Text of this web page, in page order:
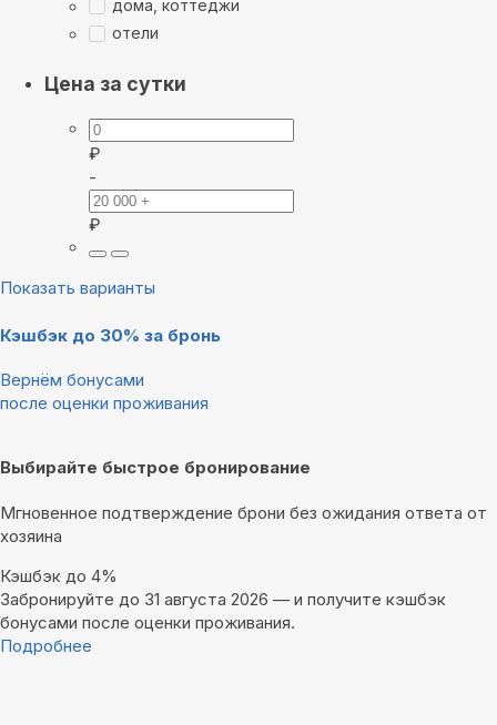
дома, коттеджи
отели
Цена за сутки
₽
-
₽
Показать варианты
Кэшбэк до 30% за бронь
Вернём бонусами
после оценки проживания
Выбирайте быстрое бронирование
Мгновенное подтверждение брони без ожидания ответа от
хозяина
Кэшбэк до 4%
Забронируйте до 31 августа 2026 — и получите кэшбэк
бонусами после оценки проживания.
Подробнее